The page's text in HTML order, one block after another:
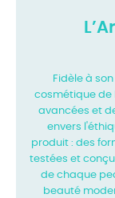
Fidèle à
cosmétique de
avancées et
envers
produit : des
testées et
de chaque
beauté